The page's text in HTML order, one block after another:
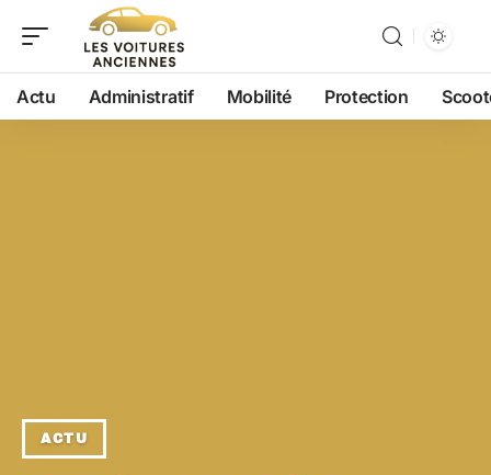
Actu Administratif Mobilité Protection
ACTU